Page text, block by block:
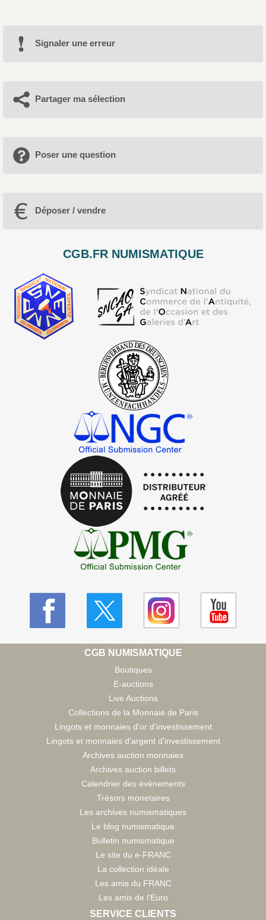
Signaler une erreur
Partager ma sélection
Poser une question
Déposer / vendre
CGB.FR NUMISMATIQUE
CGB NUMISMATIQUE
Boutiques
E-auctions
Live Auctions
Collections de la Monnaie de Paris
Lingots et monnaies d'or d'investissement
Lingots et monnaies d'argent d'investissement
Archives auction monnaies
Archives auction billets
Calendrier des évènements
Trésors monetaires
Les archives numismatiques
Le blog numismatique
Bulletin numismatique
Le site du e-FRANC
La collection idéale
Les amis du FRANC
Les amis de l'Euro
SERVICE CLIENTS